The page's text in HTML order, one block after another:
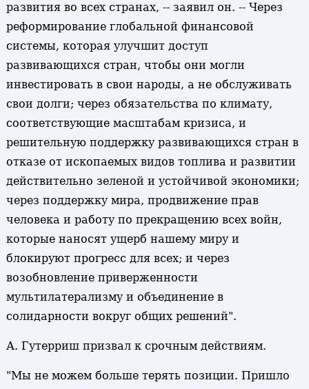
развития во всех странах, -- заявил он. -- Через
реформирование глобальной финансовой
системы, которая улучшит доступ
развивающихся стран, чтобы они могли
инвестировать в свои народы, а не обслуживать
свои долги; через обязательства по климату,
соответствующие масштабам кризиса, и
решительную поддержку развивающихся стран в
отказе от ископаемых видов топлива и развитии
действительно зеленой и устойчивой экономики;
через поддержку мира, продвижение прав
человека и работу по прекращению всех войн,
которые наносят ущерб нашему миру и
блокируют прогресс для всех; и через
возобновление приверженности
мультилатерализму и объединение в
солидарности вокруг общих решений".
А. Гутерриш призвал к срочным действиям.
"Мы не можем больше терять позиции. Пришло